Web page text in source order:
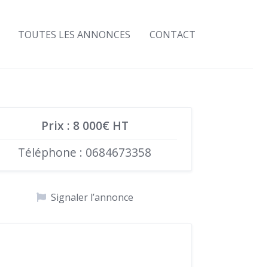
TOUTES LES ANNONCES CONTACT
Prix : 8 000€ HT
Téléphone : 0684673358
Signaler l’annonce